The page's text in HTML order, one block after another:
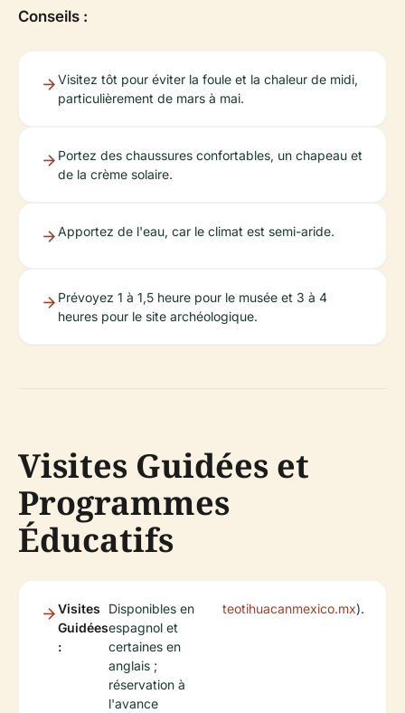
Conseils :
Visitez tôt pour éviter la foule et la chaleur de midi,
particulièrement de mars à mai.
Portez des chaussures confortables, un chapeau et
de la crème solaire.
Apportez de l'eau, car le climat est semi-aride.
Prévoyez 1 à 1,5 heure pour le musée et 3 à 4
heures pour le site archéologique.
Visites Guidées et
Programmes
Éducatifs
Visites
Guidées
:
Disponibles en
espagnol et
certaines en
anglais ;
réservation à
l'avance
teotihuacanmexico.mx).